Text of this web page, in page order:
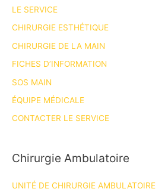
LE SERVICE
CHIRURGIE ESTHÉTIQUE
CHIRURGIE DE LA MAIN
FICHES D’INFORMATION
SOS MAIN
ÉQUIPE MÉDICALE
CONTACTER LE SERVICE
Chirurgie Ambulatoire
UNITÉ DE CHIRURGIE AMBULATOIRE